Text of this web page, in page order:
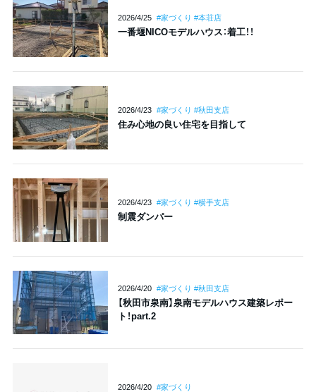
2026/4/25 #家づくり #本荘店
一番堰NICOモデルハウス：着工！！
2026/4/23 #家づくり #秋田支店
住み心地の良い住宅を目指して
2026/4/23 #家づくり #横手支店
制震ダンパー
2026/4/20 #家づくり #秋田支店
【秋田市泉南】泉南モデルハウス建築レポー
ト！part.2
2026/4/20 #家づくり